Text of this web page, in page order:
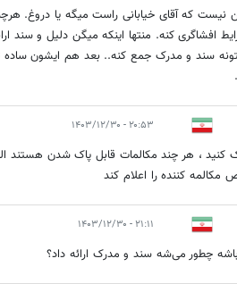
نیست که آقای خیابانی راست میگه یا دروغ.
افشاگری کنه. منتها اینکه میگن دلیل و سند
سند و مدرک جمع کنه.. بعد هم ایشون ساده ترین
۲۰:۵۳ - ۱۴۰۳/۱۲/۳۰
کنید ، هر چند مکالمات قابل پاک شدن هستند
کننده را اعلام کند
۲۱:۱۱ - ۱۴۰۳/۱۲/۳۰
باشه چطور می‌شه سند و مدرک ارائه داد؟